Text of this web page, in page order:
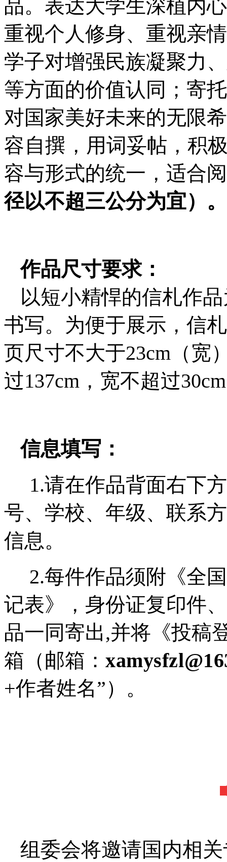
品。表达大学生深植内
重视个人修身、重视亲
学子对增强民族凝聚力
等方面的价值认同；寄
对国家美好未来的无限
容自撰 ， 用词妥帖，积
容与形式的统一，适合
径以不超三公分为宜）。
作品尺寸要求：
以短小精悍的信札作
书写。为便于展示，信
页尺寸不大于23cm（宽
过137cm，宽不超过
信息填写：
1.请在作品背面右下
号、学校、年级、联系
信息。
2.每件作品须附《全
记表》，身份证复印件
品一同寄出,并将《投稿
箱（邮箱：
+作者姓名”）。
组委会将邀请国内相